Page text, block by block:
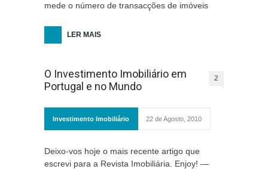
mede o número de transacções de imóveis
LER MAIS
O Investimento Imobiliário em
Portugal e no Mundo
2
Investimento Imobiliário 22 de Agosto, 2010
Deixo-vos hoje o mais recente artigo que
escrevi para a Revista Imobiliária. Enjoy! —